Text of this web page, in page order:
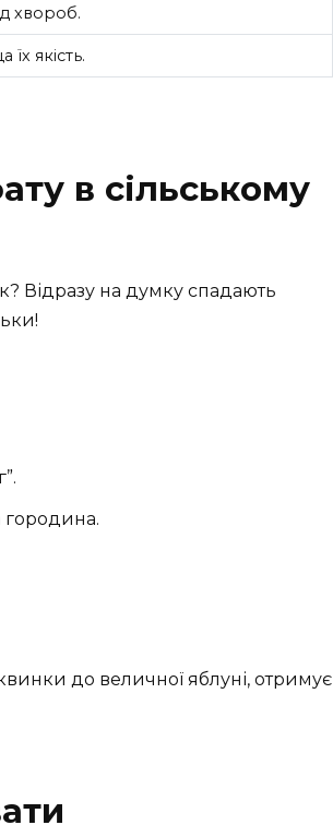
хвороб.
їх якість.
в сільському
Відразу на думку спадають
городина.
до величної яблуні, отримує